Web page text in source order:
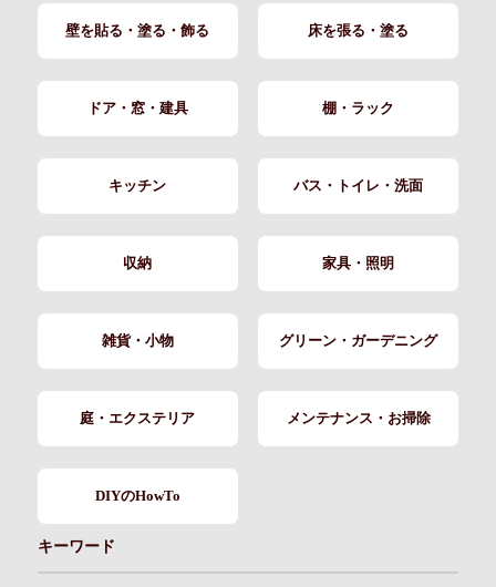
壁を貼る・塗る・飾る 床を張る・塗る
ドア・窓・建具 棚・ラック
キッチン バス・トイレ・洗面
収納 家具・照明
雑貨・小物 グリーン・ガーデニング
庭・エクステリア メンテナンス・お掃除
DIYのHowTo
キーワード